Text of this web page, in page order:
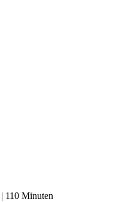
110 Minuten